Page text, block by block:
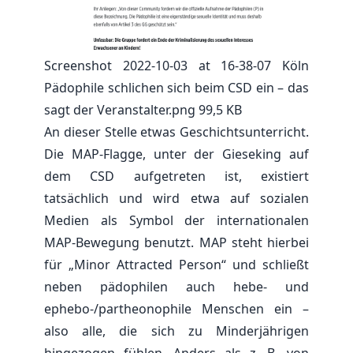
Screenshot 2022-10-03 at 16-38-07 Köln
Pädophile schlichen sich beim CSD ein – das
sagt der Veranstalter.png 99,5 KB
An dieser Stelle etwas Geschichtsunterricht.
Die MAP-Flagge, unter der Gieseking auf
dem CSD aufgetreten ist, existiert
tatsächlich und wird etwa auf sozialen
Medien als Symbol der internationalen
MAP-Bewegung benutzt. MAP steht hierbei
für „Minor Attracted Person“ und schließt
neben pädophilen auch hebe- und
ephebo-/partheonophile Menschen ein –
also alle, die sich zu Minderjährigen